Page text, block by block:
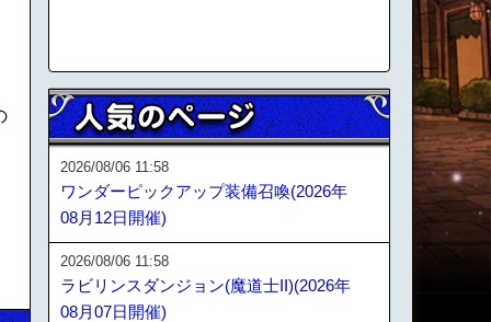
2026/08/06 11:58
ワンダーピックアップ装備召喚(2026年
08月12日開催)
2026/08/06 11:58
ラビリンスダンジョン(魔道士II)(2026年
08月07日開催)